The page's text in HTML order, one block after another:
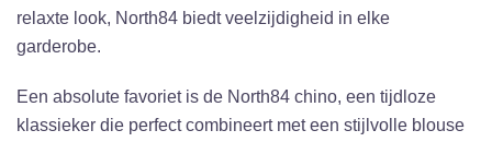
relaxte look, North84 biedt veelzijdigheid in elke
garderobe.
Een absolute favoriet is de North84 chino, een tijdloze
klassieker die perfect combineert met een stijlvolle blouse